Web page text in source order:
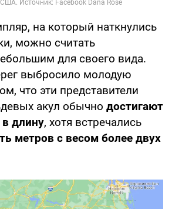
на который наткнулись
можно считать
для своего вида.
выбросило молодую
что эти представители
акул обычно достигают
длину, хотя встречались
метров с весом более двух